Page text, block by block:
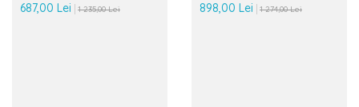
687,00 Lei
1 235,00 Lei
898,00 Lei
1 274,00 Lei